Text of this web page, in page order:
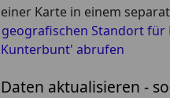
einer Karte in einem
geografischen Standort
Kunterbunt' abrufen
Daten aktualisieren -